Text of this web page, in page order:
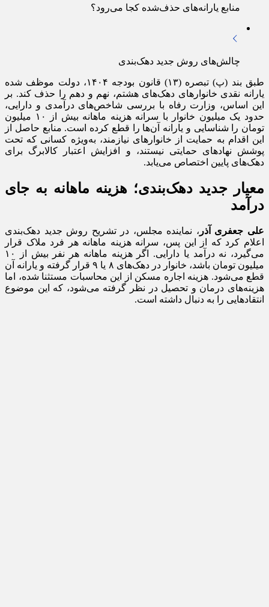
منابع یارانه‌های حذف‌شده کجا می‌رود؟
چالش‌های روش جدید دهک‌بندی
طبق بند (پ) تبصره (۱۳) قانون بودجه ۱۴۰۴، دولت موظف شده
یارانه نقدی خانوارهای دهک‌های هشتم، نهم و دهم را حذف کند. بر
این اساس، وزارت رفاه با بررسی شاخص‌های درآمدی و دارایی،
حدود یک میلیون خانوار با سرانه هزینه ماهانه بیش از ۱۰ میلیون
تومان را شناسایی و یارانه آن‌ها را قطع کرده است. منابع حاصل از
این اقدام به حمایت از خانوارهای نیازمند، به‌ویژه کسانی که تحت
پوشش نهادهای حمایتی نیستند، و افزایش اعتبار کالابرگ برای
دهک‌های پایین اختصاص می‌یابد.
معیار جدید دهک‌بندی؛ هزینه ماهانه به جای
درآمد
علی جعفری آذر ، نماینده مجلس، در تشریح روش جدید دهک‌بندی
اعلام کرد که از این پس، سرانه هزینه ماهانه هر فرد ملاک قرار
می‌گیرد، نه درآمد یا دارایی. اگر هزینه ماهانه هر نفر بیش از ۱۰
میلیون تومان باشد، خانوار در دهک‌های ۸ یا ۹ قرار گرفته و یارانه آن
قطع می‌شود. هزینه اجاره مسکن از این محاسبات مستثنا شده، اما
هزینه‌های درمان و تحصیل در نظر گرفته می‌شود، که این موضوع
انتقادهایی را به دنبال داشته است.